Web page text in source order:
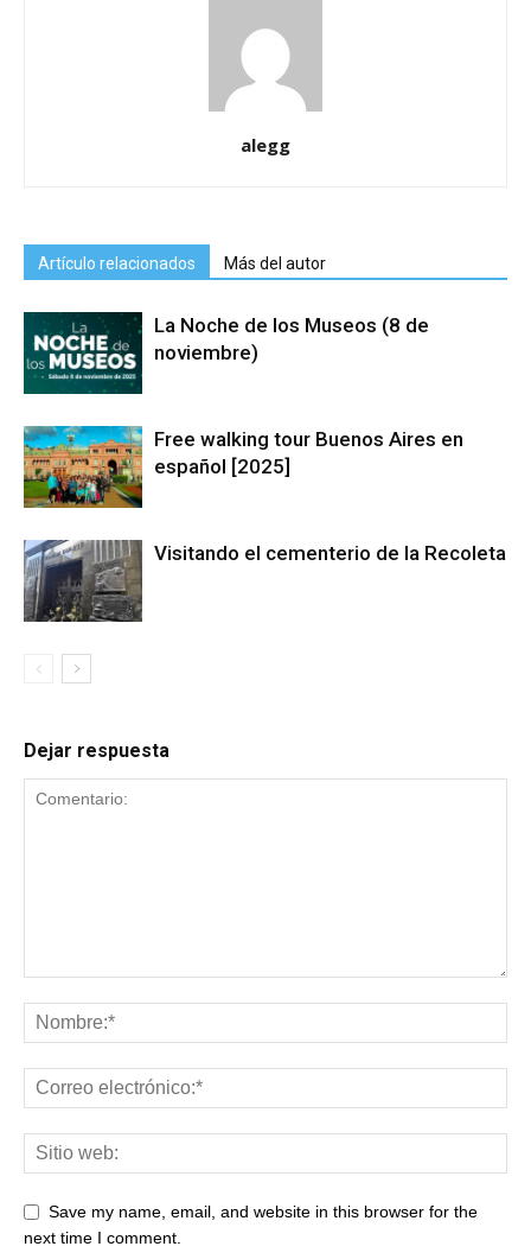
alegg
Artículo relacionados Más del autor
La Noche de los Museos (8 de
noviembre)
Free walking tour Buenos Aires en
español [2025]
Visitando el cementerio de la Recoleta
Dejar respuesta
Save my name, email, and website in this browser for the
next time I comment.